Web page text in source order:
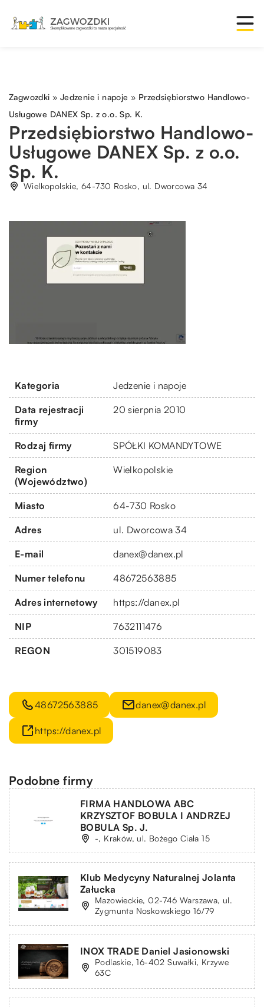
Zagwozdki » Jedzenie i napoje » Przedsiębiorstwo Handlowo-
Usługowe DANEX Sp. z o.o. Sp. K.
Przedsiębiorstwo Handlowo-
Usługowe DANEX Sp. z o.o.
Sp. K.
Wielkopolskie, 64-730 Rosko, ul. Dworcowa 34
Kategoria Jedzenie i napoje
Data rejestracji
firmy
20 sierpnia 2010
Rodzaj firmy SPÓŁKI KOMANDYTOWE
Region
(Województwo)
Wielkopolskie
Miasto 64-730 Rosko
Adres ul. Dworcowa 34
E-mail danex@danex.pl
Numer telefonu 48672563885
Adres internetowy https://danex.pl
NIP 7632111476
REGON 301519083
48672563885 danex@danex.pl
https://danex.pl
Podobne firmy
FIRMA HANDLOWA ABC
KRZYSZTOF BOBULA I ANDRZEJ
BOBULA Sp. J.
-, Kraków, ul. Bożego Ciała 15
Klub Medycyny Naturalnej Jolanta
Załucka
Mazowieckie, 02-746 Warszawa, ul.
Zygmunta Noskowskiego 16/79
INOX TRADE Daniel Jasionowski
Podlaskie, 16-402 Suwałki, Krzywe
63C